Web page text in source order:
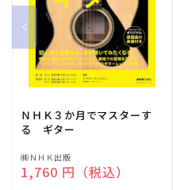
ＮＨＫ３か月でマスターす
る ギター
販
売
㈱ＮＨＫ出版
通常価格
1,760 円（税込）